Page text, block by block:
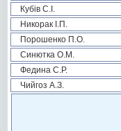
Кубів С.І.
Никорак І.П.
Порошенко П.О.
Синютка О.М.
Федина С.Р.
Чийгоз А.З.